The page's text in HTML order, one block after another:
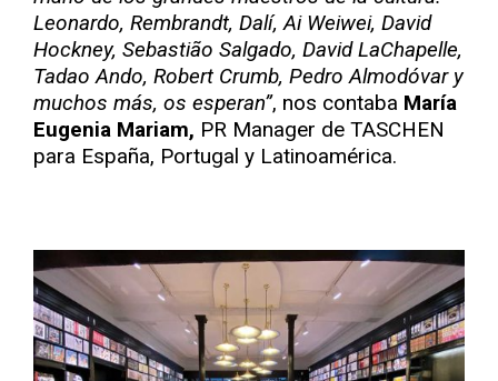
Leonardo, Rembrandt, Dalí, Ai Weiwei, David
Hockney, Sebastião Salgado, David LaChapelle,
Tadao Ando, Robert Crumb, Pedro Almodóvar y
muchos más, os esperan”, nos contaba María
Eugenia Mariam, PR Manager de TASCHEN
para España, Portugal y Latinoamérica.